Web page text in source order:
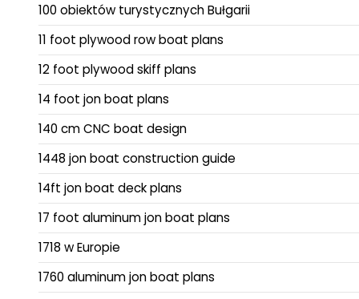
100 obiektów turystycznych Bułgarii
11 foot plywood row boat plans
12 foot plywood skiff plans
14 foot jon boat plans
140 cm CNC boat design
1448 jon boat construction guide
14ft jon boat deck plans
17 foot aluminum jon boat plans
1718 w Europie
1760 aluminum jon boat plans